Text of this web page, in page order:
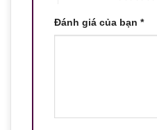
Đánh giá của bạn *